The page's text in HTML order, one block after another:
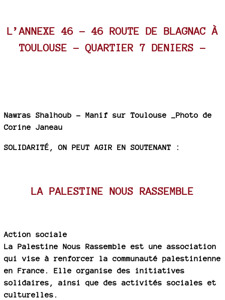
L’ANNEXE 46 – 46 ROUTE DE BLAGNAC À
TOULOUSE – QUARTIER 7 DENIERS -
Nawras Shalhoub - Manif sur Toulouse _Photo de
Corine Janeau
SOLIDARITÉ, ON PEUT AGIR EN SOUTENANT :
LA PALESTINE NOUS RASSEMBLE
Action sociale
La Palestine Nous Rassemble est une association
qui vise à renforcer la communauté palestinienne
en France. Elle organise des initiatives
solidaires, ainsi que des activités sociales et
culturelles.